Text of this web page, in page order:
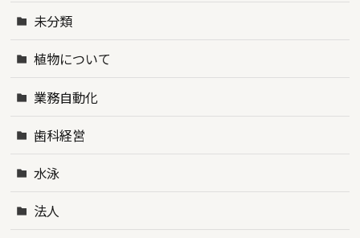
未分類
植物について
業務自動化
歯科経営
水泳
法人